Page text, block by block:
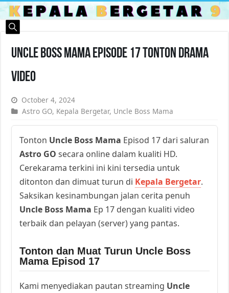
Uncle Boss Mama Episode 17 Tonton Drama
Video
October 4, 2024
Astro GO, Kepala Bergetar, Uncle Boss Mama
Tonton Uncle Boss Mama Episod 17 dari saluran
Astro GO secara online dalam kualiti HD.
Cerekarama terkini ini kini tersedia untuk
ditonton dan dimuat turun di Kepala Bergetar.
Saksikan kesinambungan jalan cerita penuh
Uncle Boss Mama Ep 17 dengan kualiti video
terbaik dan pelayan (server) yang pantas.
Tonton dan Muat Turun Uncle Boss
Mama Episod 17
Kami menyediakan pautan streaming Uncle